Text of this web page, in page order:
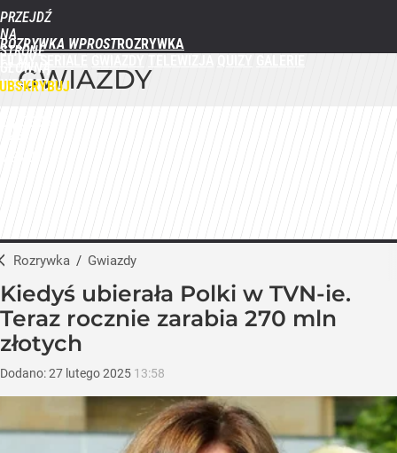
PRZEJDŹ
NA
STRONĘ
GŁÓWNĄ
WPROST.PL
ROZRYWKA WPROST
GWIAZDY
Rozrywka / Gwiazdy
Kiedyś ubierała Polki w TVN-ie.
Teraz rocznie zarabia 270 mln
złotych
Dodano:27 lutego2025 13:58